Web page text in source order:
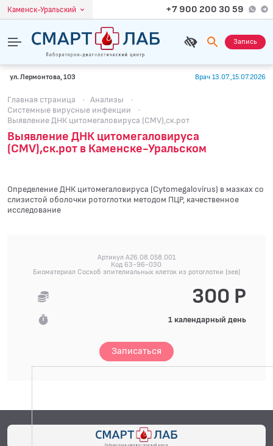
Каменск-Уральский +7 900 200 30 59
Запись
ул. Лермонтова, 103 Врач 13.07.,15.07.2026
Главная страница · Анализы
·
Системные вирусные инфекции
·
Выявление ДНК цитомегаловируса (CMV),ск.рот
Выявление ДНК цитомегаловируса
(CMV),ск.рот в Каменске-Уральском
Определение ДНК цитомегаловируса (Cytomegalovirus) в мазках со
слизистой оболочки ротоглотки методом ПЦР, качественное
исследование
Артикул A26.08.058.001
Код 63-96-030
Биоматериал Соскоб эпителиальных клеток из ротоглотки (зев)
300 Р
1 календарный день
Записаться